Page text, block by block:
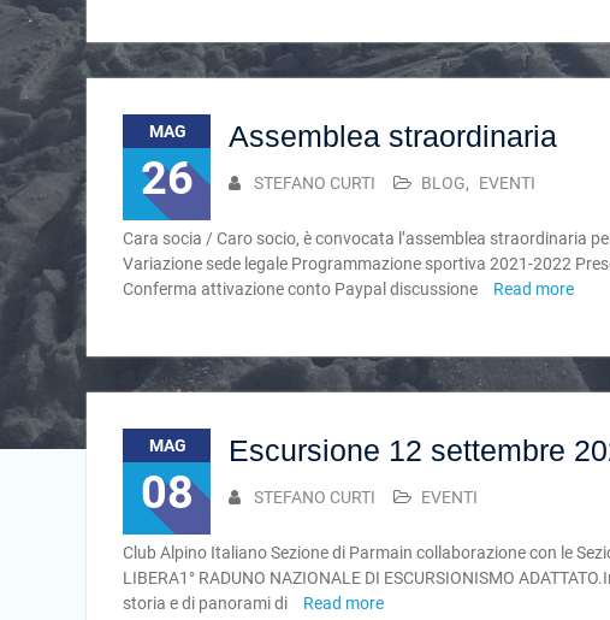
MAG
26
Assemblea straordinaria
STEFANO CURTI BLOG, EVENTI
Cara socia / Caro socio, è convocata l’assemblea straordinaria
Variazione sede legale Programmazione sportiva 2021-2022
Conferma attivazione conto Paypal discussione
Read more
MAG
08
Escursione 12 settembre
STEFANO CURTI EVENTI
Club Alpino Italiano Sezione di Parmain collaborazione con le
LIBERA1° RADUNO NAZIONALE DI ESCURSIONISMO
storia e di panorami di
Read more